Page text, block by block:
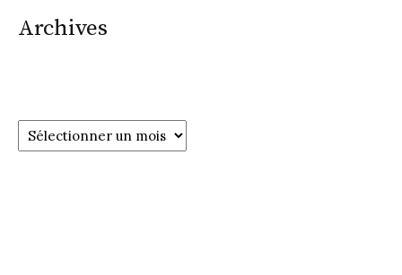
Archives
Archives